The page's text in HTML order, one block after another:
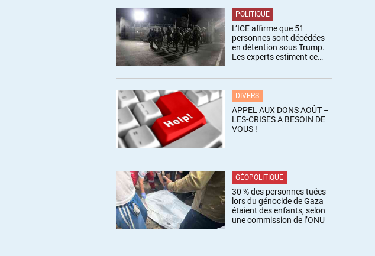
POLITIQUE
L’ICE affirme que 51
personnes sont décédées
en détention sous Trump.
Les experts estiment ce
DIVERS
APPEL AUX DONS AOÛT –
LES-CRISES A BESOIN DE
VOUS !
GÉOPOLITIQUE
30 % des personnes tuées
lors du génocide de Gaza
étaient des enfants, selon
une commission de l’ONU